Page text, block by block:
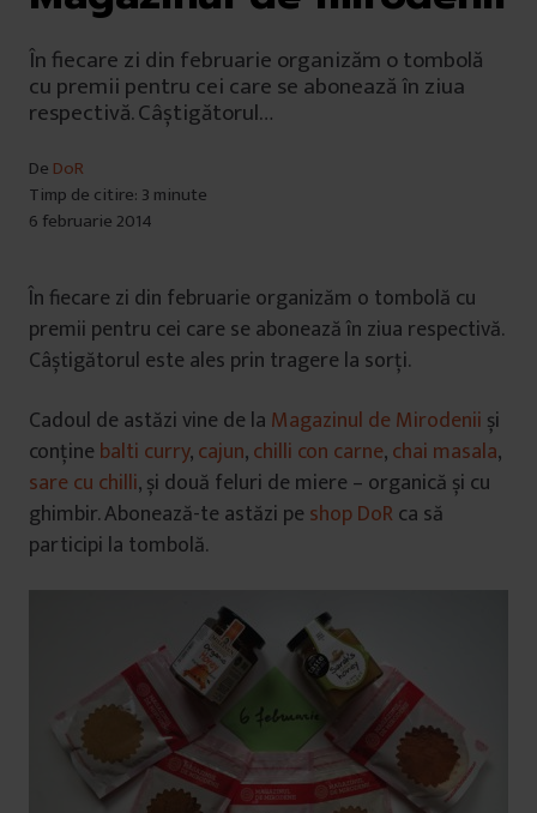
În fiecare zi din februarie organizăm o tombolă
cu premii pentru cei care se abonează în ziua
respectivă. Câștigătorul…
De DoR
Timp de citire: 3 minute
6 februarie 2014
În fiecare zi din februarie organizăm o tombolă cu
premii pentru cei care se abonează în ziua respectivă.
Câștigătorul este ales prin tragere la sorți.
Cadoul de astăzi vine de la Magazinul de Mirodenii și
conține balti curry,cajun,chilli con carne,chai masala,
sare cu chilli, și două feluri de miere – organică și cu
ghimbir. Abonează-te astăzi pe shop DoR ca să
participi la tombolă.